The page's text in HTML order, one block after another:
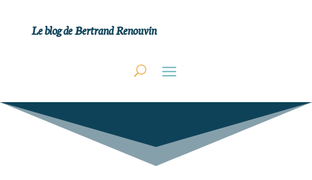
Le blog de Bertrand Renouvin